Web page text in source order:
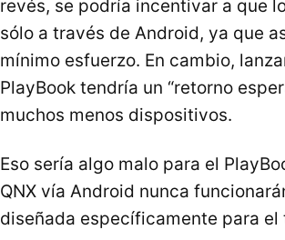
revés, se podría incentivar a que
sólo a través de Android, ya que
mínimo esfuerzo. En cambio,
PlayBook tendría un “retorno
muchos menos dispositivos.
Eso sería algo malo para el
QNX vía Android nunca
diseñada específicamente para el